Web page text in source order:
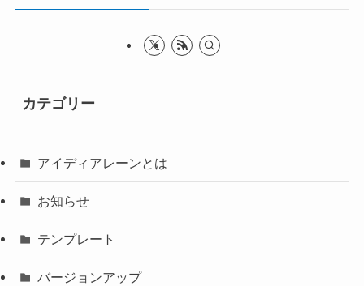
カテゴリー
アイディアレーンとは
お知らせ
テンプレート
バージョンアップ